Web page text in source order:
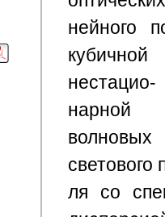
нейного
нестацио-
нарной
светового
ля со